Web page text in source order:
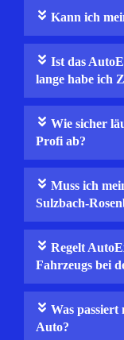
Kann ich
Ist das
lange habe ich
Wie sicher
Profi ab?
Muss ich
Sulzbach-
Regelt
Fahrzeugs bei
Was
Auto?